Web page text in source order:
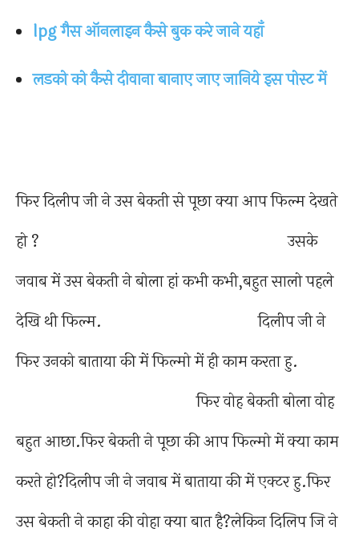
lpg गैस ऑनलाइन कैसे बुक करे जाने यहाँ
लडको को कैसे दीवाना बानाए जाए जानिये इस पोस्ट में
फिर दिलीप जी ने उस बेकती से पूछा क्या आप फिल्म देखते
हो ? उसके
जवाब में उस बेकती ने बोला हां कभी कभी,बहुत सालो पहले
देखि थी फिल्म. दिलीप जी ने
फिर उनको बाताया की में फिल्मो में ही काम करता हु.
फिर वोह बेकती बोला वोह
बहुत आछा.फिर बेकती ने पूछा की आप फिल्मो में क्या काम
करते हो?दिलीप जी ने जवाब में बाताया की में एक्टर हु.फिर
उस बेकती ने काहा की वोहा क्या बात है?लेकिन दिलिप जि ने